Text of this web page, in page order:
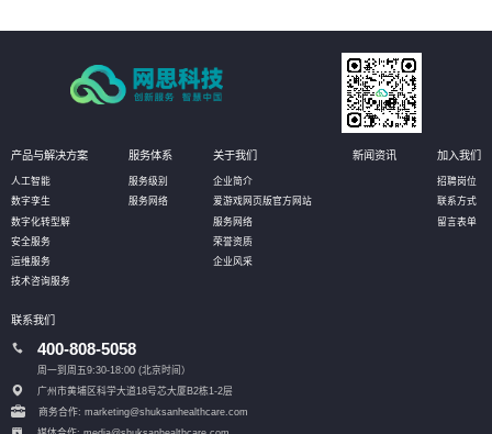
产品与解决方案
人工智能
数字孪生
数字化转型解
安全服务
运维服务
技术咨询服务
服务体系
服务级别
服务网络
关于我们
企业简介
爱游戏网页版官方网站
服务网络
荣誉资质
企业风采
新闻资讯 加入我们
招聘岗位
联系方式
留言表单
联系我们
400-808-5058
周一到周五9:30-18:00 (北京时间）
广州市黄埔区科学大道18号芯大厦B2栋1-2层
商务合作: marketing@shuksanhealthcare.com